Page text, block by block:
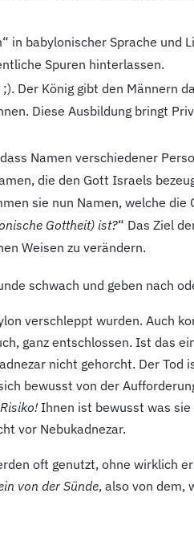
in babylonischer Sprache und
Spuren hinterlassen.
Der König gibt den Männern
Diese Ausbildung bringt
Namen verschiedener
die den Gott Israels
sie nun Namen, welche die
Gottheit) ist?“ Das Ziel
Weisen zu verändern.
schwach und geben nach
verschleppt wurden. Auch
ganz entschlossen. Ist das
nicht gehorcht. Der Tod
bewusst von der
Ihnen ist bewusst was
vor Nebukadnezar.
oft genutzt, ohne wirklich
von der Sünde, also von dem,